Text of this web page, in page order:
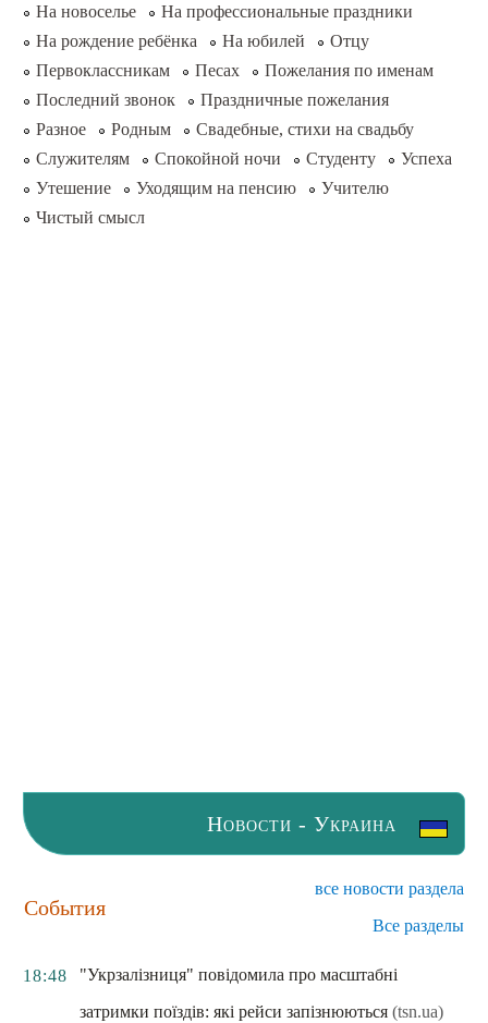
На новоселье
На профессиональные праздники
На рождение ребёнка
На юбилей
Отцу
Первоклассникам
Песах
Пожелания по именам
Последний звонок
Праздничные пожелания
Разное
Родным
Свадебные, стихи на свадьбу
Служителям
Спокойной ночи Студенту
Успеха
Утешение
Уходящим на пенсию
Учителю
Чистый смысл
Новости - Украина
События
все новости раздела
Все разделы
18:48
"Укрзалізниця" повідомила про масштабні
затримки поїздів: які рейси запізнюються (tsn.ua)